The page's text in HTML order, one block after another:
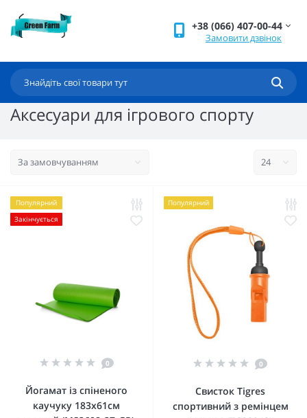
+38 (066) 407-00-44
Замовити дзвінок
Аксесуари для ігрового спорту
Популярний
Закінчується
0
Йогамат із спіненого
каучуку 183х61см
Популярний
0
Свисток Tigres
спортивний з ремінцем